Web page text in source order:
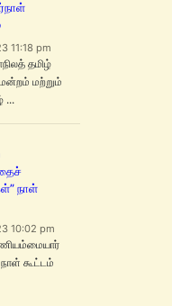
11:18 pm
தமிழ்
மற்றும்
...
நாள்
10:02 pm
கூட்டம்